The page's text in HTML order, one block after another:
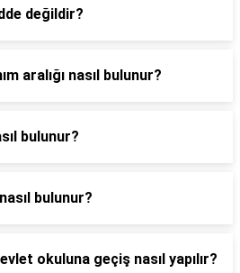
değildir?
aralığı nasıl bulunur?
bulunur?
bulunur?
okuluna geçiş nasıl yapılır?